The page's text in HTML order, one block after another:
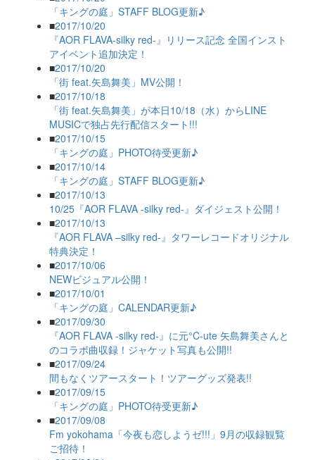
「キングの庭」STAFF BLOG更新♪
■2017/10/20
『AOR FLAVA-silky red-』リリース記念 全国インスト
アイベント追加決定！
■2017/10/20
「街 feat.矢島舞美」MV公開！
■2017/10/18
「街 feat.矢島舞美」が本日10/18（水）からLINE
MUSICで独占先行配信スタート!!!
■2017/10/15
「キングの庭」PHOTO待受更新♪
■2017/10/14
「キングの庭」STAFF BLOG更新♪
■2017/10/13
10/25『AOR FLAVA -silky red-』ダイジェスト公開！
■2017/10/13
『AOR FLAVA –silky red-』タワーレコードオリジナル
特典決定！
■2017/10/06
NEWビジュアル公開！
■2017/10/01
「キングの庭」CALENDAR更新♪
■2017/09/30
『AOR FLAVA -silky red-』に元°C-ute 矢島舞美さんと
のコラボ曲収録！ジャケット写真も公開!!
■2017/09/24
間もなくツアースタート！ツアーグッズ発表!!
■2017/09/15
「キングの庭」PHOTO待受更新♪
■2017/09/08
Fm yokohama「今夜も恋しようゼ!!!」9月の収録観覧
ご招待！